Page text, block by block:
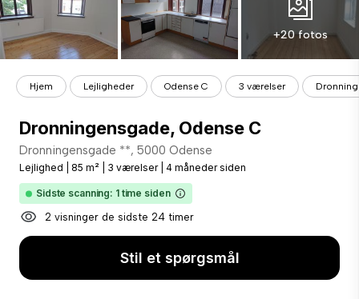
+20 fotos
Hjem Lejligheder Odense C 3 værelser
Dronningensgade, Odense C
Dronningensgade **, 5000 Odense
Lejlighed 85 m² 3 værelser 4 måneder siden
Sidste scanning: 1 time siden
2 visninger de sidste 24 timer
Stil et spørgsmål